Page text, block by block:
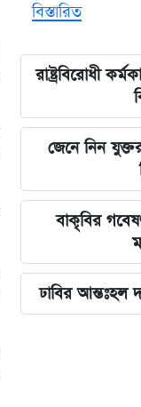
বিস্তারিত
রাষ্ট্রবিরোধী
জেনে নিন
বাকৃবির
ঢাবির আন্তঃহল